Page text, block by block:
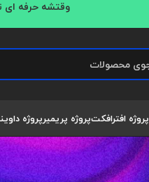
وقتشه حرفه ای
پروژه افترافکتپروژه پریمیرپروژه